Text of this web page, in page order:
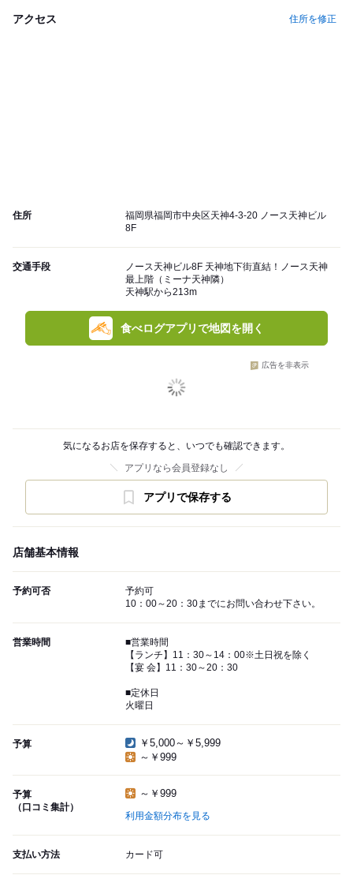
アクセス 住所を修正
住所
福岡県福岡市中央区天神4-3-20 ノース天神ビル
8F
交通手段
ノース天神ビル8F 天神地下街直結！ノース天神
最上階（ミーナ天神隣）
天神駅から213m
食べログアプリで地図を開く
広告を非表示
気になるお店を保存すると、いつでも確認できます。
アプリなら会員登録なし
アプリで保存する
店舗基本情報
予約可否
予約可
10：00～20：30までにお問い合わせ下さい。
営業時間
■営業時間
【ランチ】11：30～14：00※土日祝を除く
【宴 会】11：30～20：30
■定休日
火曜日
予算
￥5,000～￥5,999
～￥999
予算
（口コミ集計）
～￥999
利用金額分布を見る
支払い方法 カード可